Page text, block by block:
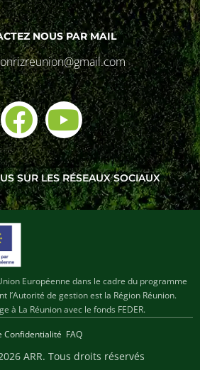
NOUS PAR MAIL
SUR LES RÉSEAUX SOCIAUX
Européenne dans le cadre du programme
l’Autorité de gestion est la Région Réunion.
à La Réunion avec le fonds FEDER.
Confidentialité FAQ
ARR. Tous droits réservés